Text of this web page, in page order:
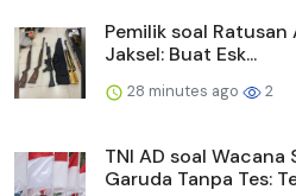
Pemilik soal
Jaksel: Buat Esk...
28 minutes ago 2
TNI AD soal
Garuda Tanpa Tes: